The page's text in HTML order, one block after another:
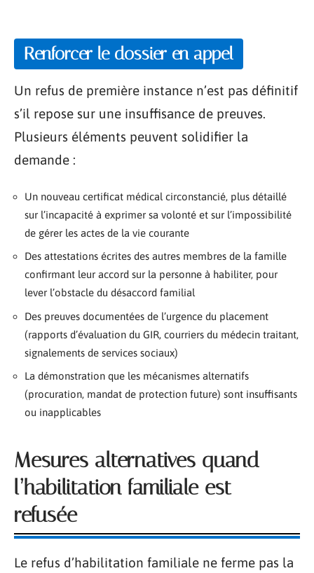
Renforcer le dossier en appel
Un refus de première instance n’est pas définitif
s’il repose sur une insuffisance de preuves.
Plusieurs éléments peuvent solidifier la
demande :
Un nouveau certificat médical circonstancié, plus détaillé
sur l’incapacité à exprimer sa volonté et sur l’impossibilité
de gérer les actes de la vie courante
Des attestations écrites des autres membres de la famille
confirmant leur accord sur la personne à habiliter, pour
lever l’obstacle du désaccord familial
Des preuves documentées de l’urgence du placement
(rapports d’évaluation du GIR, courriers du médecin traitant,
signalements de services sociaux)
La démonstration que les mécanismes alternatifs
(procuration, mandat de protection future) sont insuffisants
ou inapplicables
Mesures alternatives quand
l’habilitation familiale est
refusée
Le refus d’habilitation familiale ne ferme pas la